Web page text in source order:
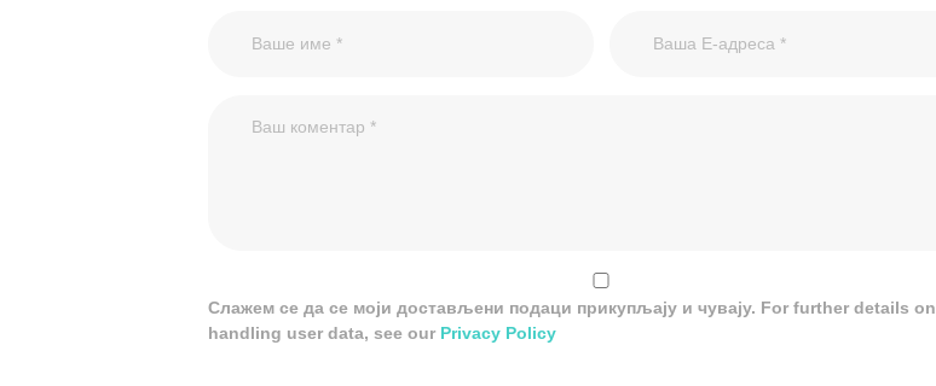
Слажем се да се моји достављени подаци прикупљају и чувају. For further details on
handling user data, see our Privacy Policy